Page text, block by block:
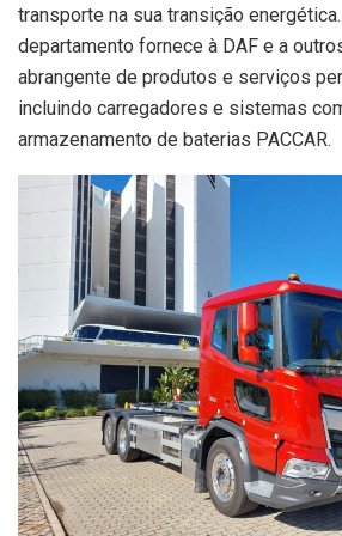
transporte na sua transição
departamento fornece à DAF e a
abrangente de produtos e serviços
incluindo carregadores e sistemas
armazenamento de baterias PACCAR.